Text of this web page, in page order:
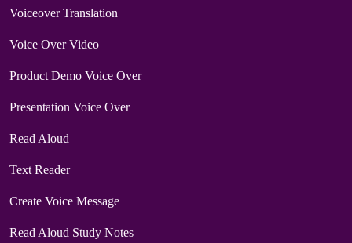
Voiceover Translation
Voice Over Video
Product Demo Voice Over
Presentation Voice Over
Read Aloud
Text Reader
Create Voice Message
Read Aloud Study Notes